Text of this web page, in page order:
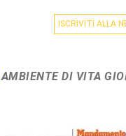
ISCRIVITI ALLA
AMBIENTE DI VITA